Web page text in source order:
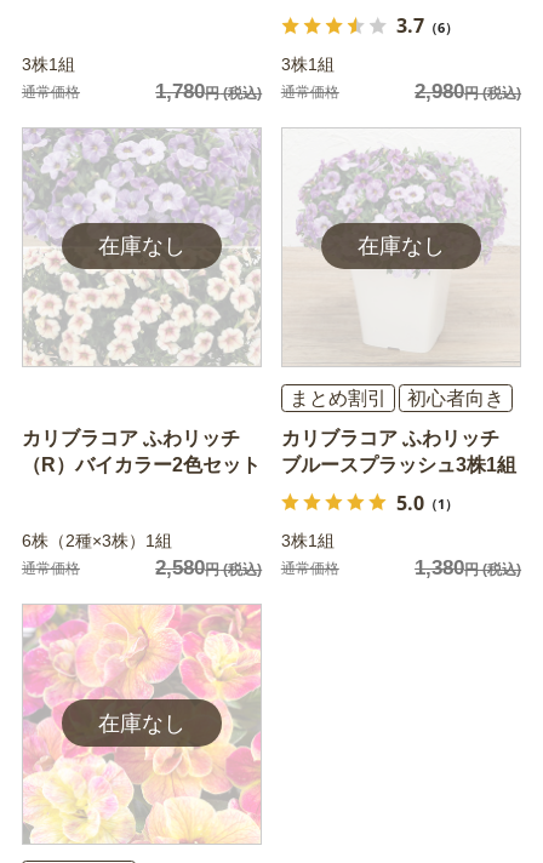
3株1組
通常価格 1,780円(税込)
3.7（6）
3株1組
通常価格 2,980円(税込)
カリブラコア ふわリッチ
（R）バイカラー2色セット
6株（2種×3株）1組
通常価格 2,580円(税込)
まとめ割引
初心者向き
カリブラコア ふわリッチ
ブルースプラッシュ3株1組
5.0（1）
3株1組
通常価格 1,380円(税込)